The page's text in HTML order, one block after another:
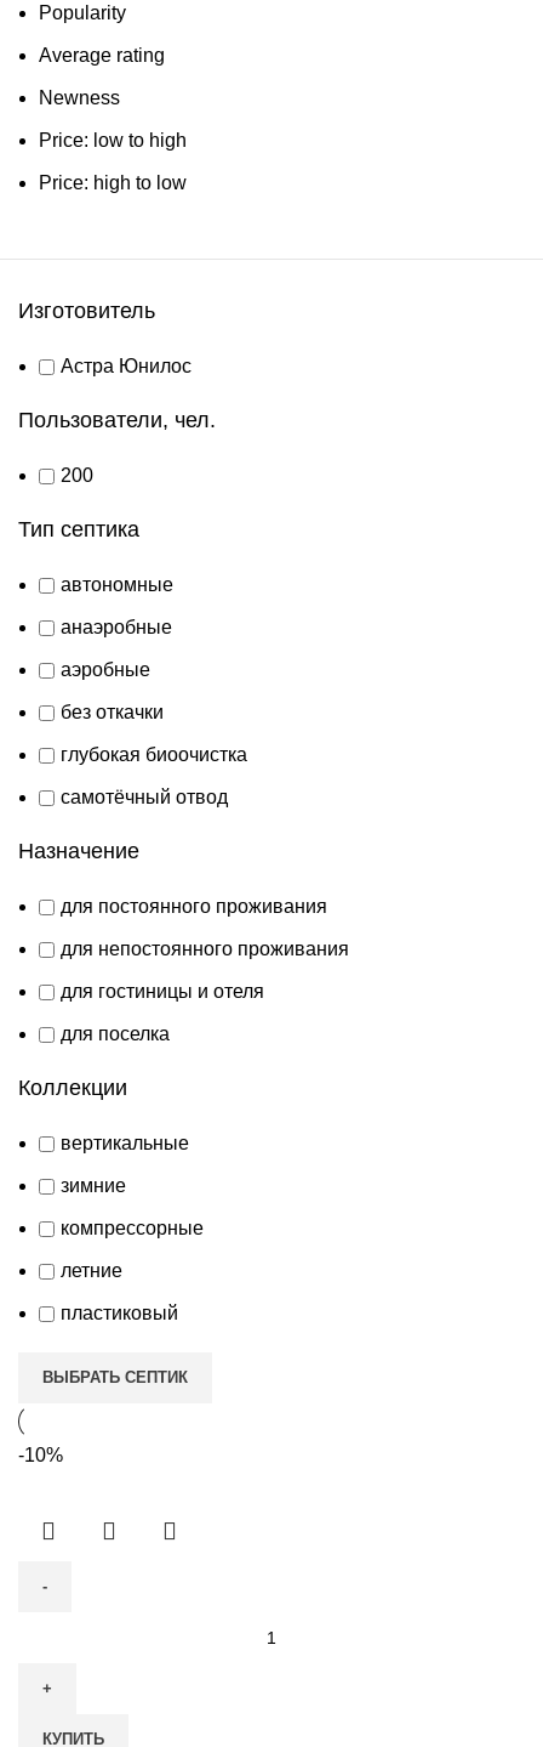
Popularity
Average rating
Newness
Price: low to high
Price: high to low
Изготовитель
Астра Юнилос
Пользователи, чел.
200
Тип септика
автономные
анаэробные
аэробные
без откачки
глубокая биоочистка
самотёчный отвод
Назначение
для постоянного проживания
для непостоянного проживания
для гостиницы и отеля
для поселка
Коллекции
вертикальные
зимние
компрессорные
летние
пластиковый
ВЫБРАТЬ СЕПТИК
-10%
Септик
КУПИТЬ